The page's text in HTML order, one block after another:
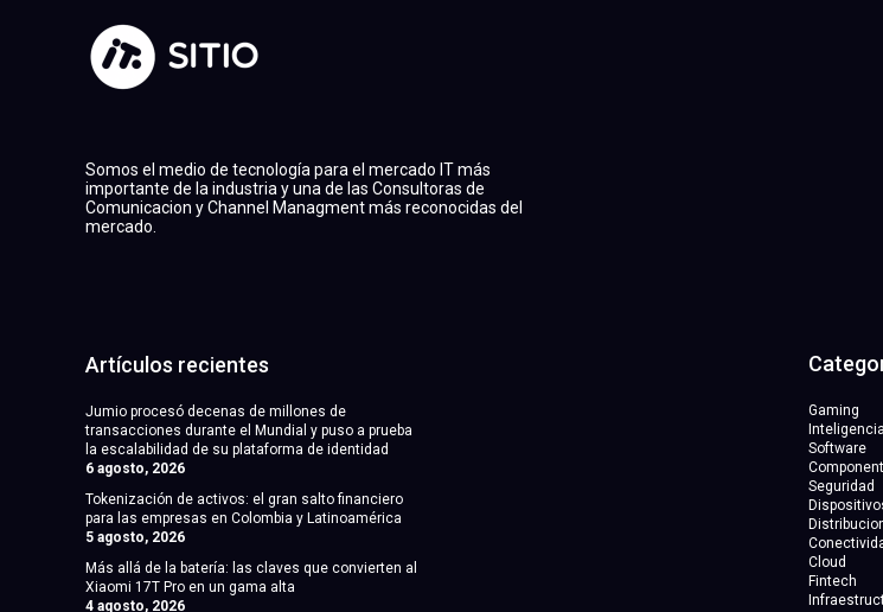
Somos el medio de tecnología para el mercado IT más
importante de la industria y una de las Consultoras de
Comunicacion y Channel Managment más reconocidas del
mercado.
Artículos recientes
Jumio procesó decenas de millones de
transacciones durante el Mundial y puso a prueba
la escalabilidad de su plataforma de identidad
6 agosto, 2026
Tokenización de activos: el gran salto financiero
para las empresas en Colombia y Latinoamérica
5 agosto, 2026
Más allá de la batería: las claves que convierten al
Xiaomi 17T Pro en un gama alta
4 agosto, 2026
Gaming
Software
Seguridad
Cloud
Fintech